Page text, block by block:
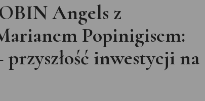
Angels z
Popinigisem:
inwestycji na